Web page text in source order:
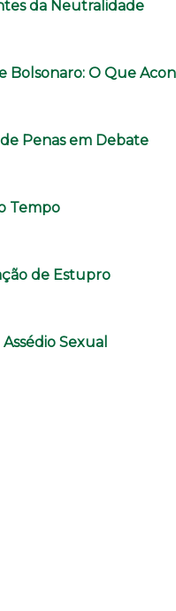
da Neutralidade
Bolsonaro: O Que
Penas em Debate
Tempo
de Estupro
Sexual